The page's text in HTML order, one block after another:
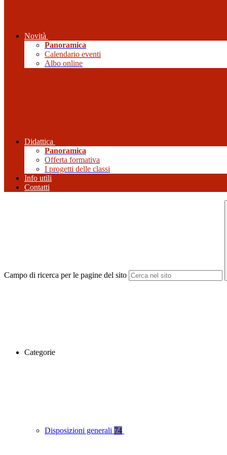
Novità
Panoramica
Calendario eventi
Albo online
Didattica
Panoramica
Offerta formativa
I progetti delle classi
Info utili
Contatti
Campo di ricerca per le pagine del sito
Categorie
Disposizioni generali 74